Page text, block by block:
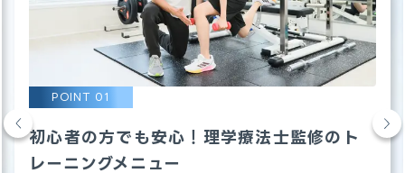
POINT 0 1
初心者の方でも安心！理学療法士監修のト
レーニングメニュー